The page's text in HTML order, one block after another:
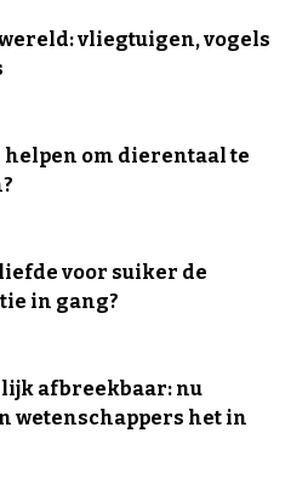
vliegtuigen, vogels
helpen om dierentaal te
voor suiker de
in gang?
afbreekbaar: nu
wetenschappers het in